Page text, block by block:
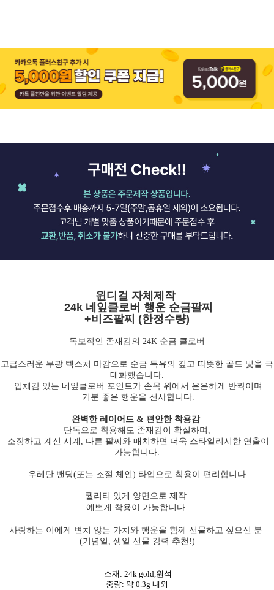
윈디걸 자체제작
24k 네잎클로버 행운 순금팔찌
+비즈팔찌 (한정수량)
독보적인 존재감의 24K 순금 클로버
고급스러운 무광 텍스처 마감으로 순금 특유의 깊고 따뜻한 골드 빛을 극
대화했습니다.
입체감 있는 네잎클로버 포인트가 손목 위에서 은은하게 반짝이며
기분 좋은 행운을 선사합니다.
완벽한 레이어드 & 편안한 착용감
단독으로 착용해도 존재감이 확실하며,
소장하고 계신 시계, 다른 팔찌와 매치하면 더욱 스타일리시한 연출이
가능합니다.
우레탄 밴딩(또는 조절 체인) 타입으로 착용이 편리합니다.
퀄리티 있게 양면으로 제작
예쁘게 착용이 가능합니다
사랑하는 이에게 변치 않는 가치와 행운을 함께 선물하고 싶으신 분
(기념일, 생일 선물 강력 추천!)
소재: 24k gold,원석
중량: 약 0.3g 내외